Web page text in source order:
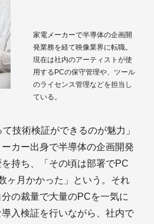
家電メーカーで半導体の企画開
発業務を経て映像業界に転職。
現在は社内のアーティストが使
用するPCの保守管理や、ツール
のライセンス管理などを担当し
ている。
技術検証ができるのが魅力」
カー出身で半導体の企画開発
持ち、「その頃は部署でPC
ヶ月かかった」という。それ
の裁量で大量のPCを一気に
入検証を行いながら、社内で